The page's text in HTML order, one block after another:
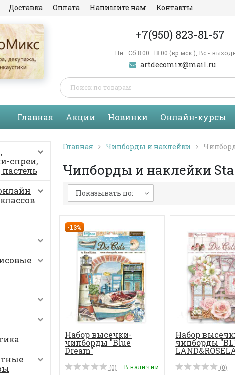
Доставка Оплата Напишите нам Контакты
+7(950) 823-81-57
Пн—Сб 8:00—18:00 (вр.мск.), Вс -
artdecomix@mail.ru
Главная Акции Новинки Онлайн-курсы
спреи,
Главная Чипборды и наклейки
Чипборды и наклейки
Показывать по:
-13%
Набор высечки-
чипборды "Blue
Dream"
(0) В наличии
Набор
чипборды
(0)